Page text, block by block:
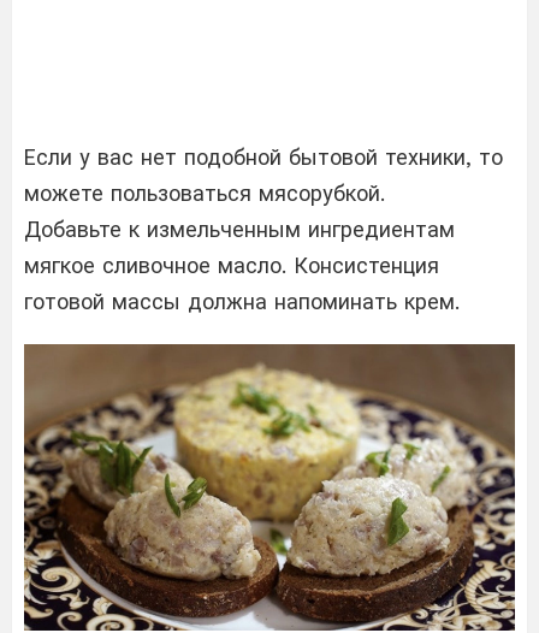
Если у вас нет подобной бытовой техники, то
можете пользоваться мясорубкой.
Добавьте к измельченным ингредиентам
мягкое сливочное масло. Консистенция
готовой массы должна напоминать крем.